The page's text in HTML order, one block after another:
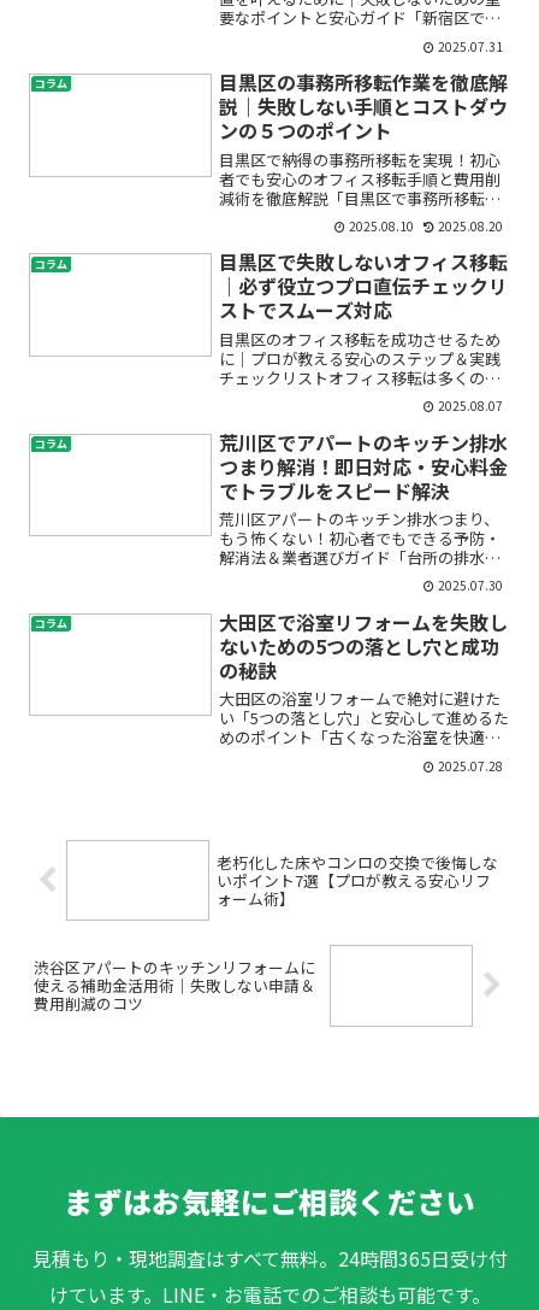
要なポイントと安心ガイド「新宿区でマ
ンションのキッチン設置やリフォームを
検討しているものの、何から始めれば良
いのか分からない」「限られたスペース
でもおしゃれで使いやすい...
2025.07.31
コラム
目黒区の事務所移転作業を徹底解
説｜失敗しない手順とコストダウ
ンの５つのポイント
目黒区で納得の事務所移転を実現！初心
者でも安心のオフィス移転手順と費用削
減術を徹底解説「目黒区で事務所移転を
考えているけど、どのような手順で進め
ればいいか分からない…」「オフィス引
越しの費用がどれくらいかかるのか心
配」「荷物の梱包やレイアウ...
2025.08.10 2025.08.20
コラム
目黒区で失敗しないオフィス移転
｜必ず役立つプロ直伝チェックリ
ストでスムーズ対応
目黒区のオフィス移転を成功させるため
に｜プロが教える安心のステップ＆実践
チェックリストオフィス移転は多くの企
業にとって一大イベントです。特に目黒
区のような利便性の高い都市部では、限
られたスケジュールや手続き、レイアウ
ト変更、ITインフラの移...
2025.08.07
コラム
荒川区でアパートのキッチン排水
つまり解消！即日対応・安心料金
でトラブルをスピード解決
荒川区アパートのキッチン排水つまり、
もう怖くない！初心者でもできる予防・
解消法＆業者選びガイド「台所の排水が
急に流れなくなってしまった」「アパー
トだから自分で対応できるか不安」「ど
こに頼めばいいかわからない」――荒川区で
キッチン排水のつまり...
2025.07.30
コラム
大田区で浴室リフォームを失敗し
ないための5つの落とし穴と成功
の秘訣
大田区の浴室リフォームで絶対に避けた
い「5つの落とし穴」と安心して進めるた
めのポイント「古くなった浴室を快適に
したい」「水漏れやカビが心配」「費用
も工事も不安だらけ…」大田区で浴室リ
2025.07.28
老朽化した床やコンロの交換で後悔しな
いポイント7選【プロが教える安心リフ
ォーム術】
渋谷区アパートのキッチンリフォームに
使える補助金活用術｜失敗しない申請＆
費用削減のコツ
まずはお気軽にご相談ください
見積もり・現地調査はすべて無料。24時間365日受け付
けています。LINE・お電話でのご相談も可能です。